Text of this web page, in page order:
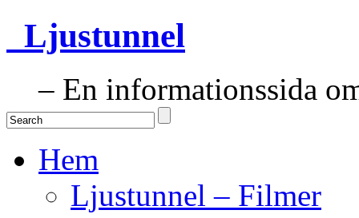
Ljustunnel
– En informationssida
Hem
Ljustunnel – Filmer